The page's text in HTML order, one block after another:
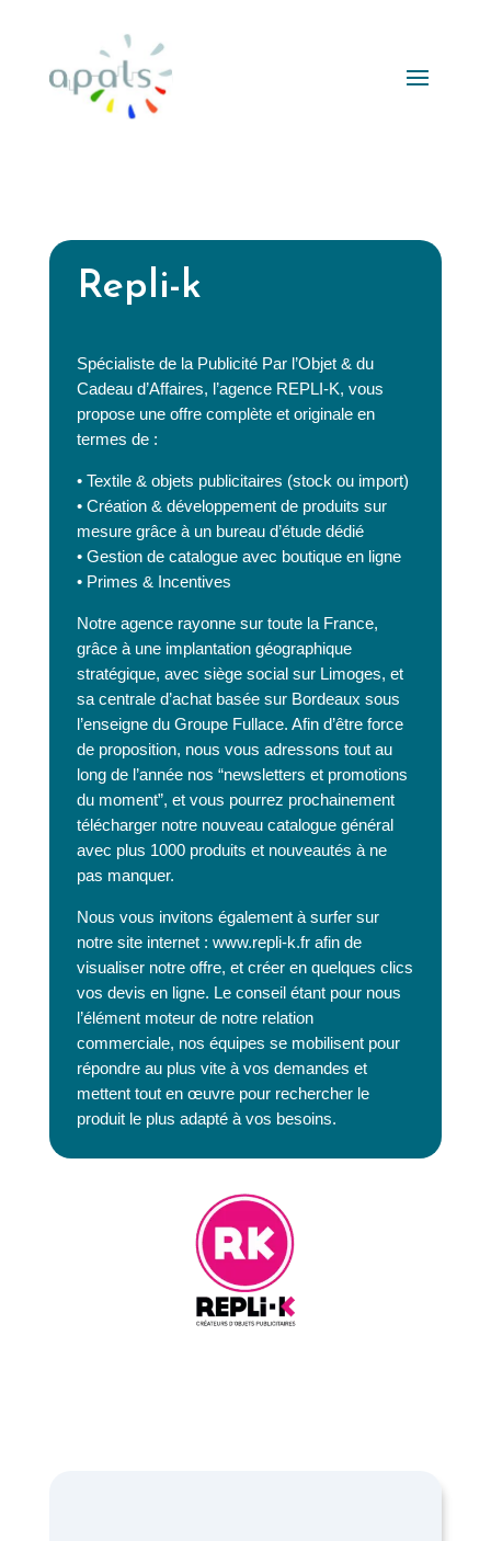
Repli-k
Spécialiste de la Publicité Par l’Objet & du
Cadeau d’Affaires, l’agence REPLI-K, vous
propose une offre complète et originale en
termes de :
• Textile & objets publicitaires (stock ou import)
• Création & développement de produits sur
mesure grâce à un bureau d’étude dédié
• Gestion de catalogue avec boutique en ligne
• Primes & Incentives
Notre agence rayonne sur toute la France,
grâce à une implantation géographique
stratégique, avec siège social sur Limoges, et
sa centrale d’achat basée sur Bordeaux sous
l’enseigne du Groupe Fullace. Afin d’être force
de proposition, nous vous adressons tout au
long de l’année nos “newsletters et promotions
du moment”, et vous pourrez prochainement
télécharger notre nouveau catalogue général
avec plus 1000 produits et nouveautés à ne
pas manquer.
Nous vous invitons également à surfer sur
notre site internet : www.repli-k.fr afin de
visualiser notre offre, et créer en quelques clics
vos devis en ligne. Le conseil étant pour nous
l’élément moteur de notre relation
commerciale, nos équipes se mobilisent pour
répondre au plus vite à vos demandes et
mettent tout en œuvre pour rechercher le
produit le plus adapté à vos besoins.